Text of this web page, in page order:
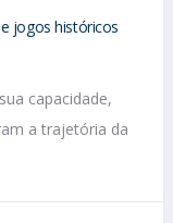
jogos históricos
capacidade,
a trajetória da